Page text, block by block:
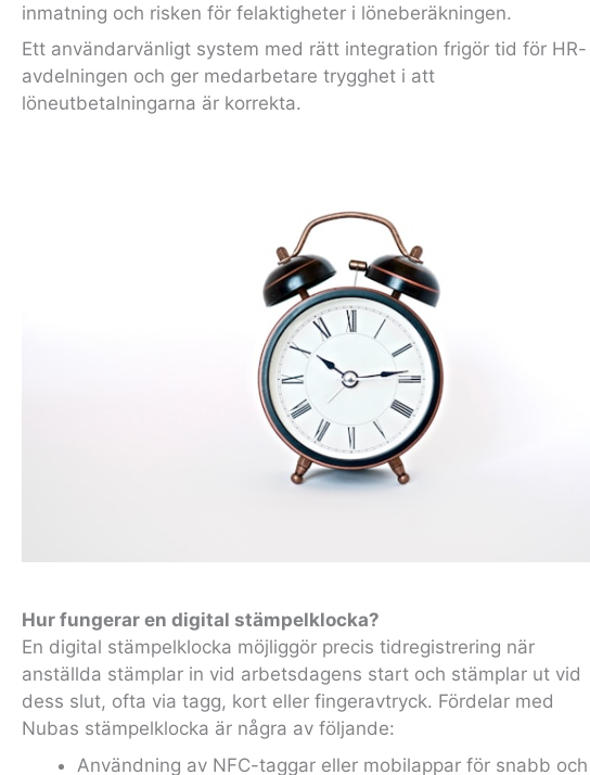
inmatning och risken för felaktigheter i löneberäkningen.
Ett användarvänligt system med rätt integration frigör tid för HR-
avdelningen och ger medarbetare trygghet i att
löneutbetalningarna är korrekta.
Hur fungerar en digital stämpelklocka?
En digital stämpelklocka möjliggör precis tidregistrering när
anställda stämplar in vid arbetsdagens start och stämplar ut vid
dess slut, ofta via tagg, kort eller fingeravtryck. Fördelar med
Nubas stämpelklocka är några av följande:
Användning av NFC-taggar eller mobilappar för snabb och